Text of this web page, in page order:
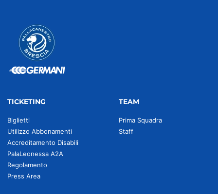
TICKETING
Biglietti
Utilizzo Abbonamenti
Accreditamento Disabili
PalaLeonessa A2A
Regolamento
Press Area
TEAM
Prima Squadra
Staff